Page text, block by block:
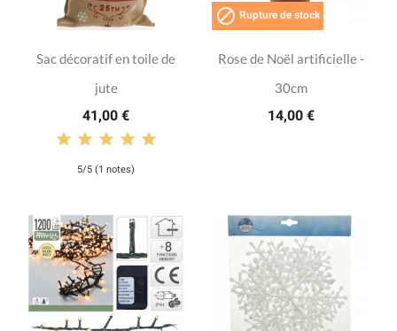
Sac décoratif en toile de
jute
41,00 €
5/5 (1 notes)
 Rupture de stock
Rose de Noël artificielle -
30cm
14,00 €